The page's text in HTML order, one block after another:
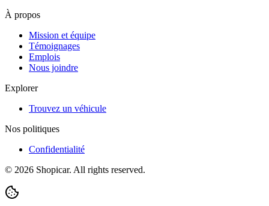
À propos
Mission et équipe
Témoignages
Emplois
Nous joindre
Explorer
Trouvez un véhicule
Nos politiques
Confidentialité
© 2026 Shopicar. All rights reserved.